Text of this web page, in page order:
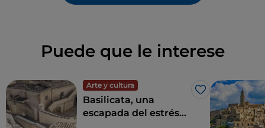
Puede que le interese
Arte y cultura
Me gusta
Basilicata, una
escapada del estrés